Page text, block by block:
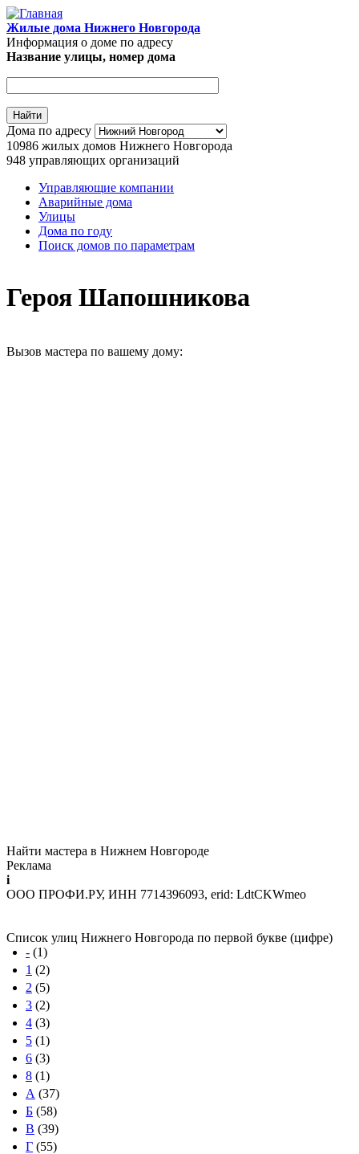
Перейти к основному содержанию
Жилые дома Нижнего Новгорода
Информация о доме по адресу
Адрес дома
Название улицы, номер дома
Дома по адресу
10986 жилых домов Нижнего Новгорода
948 управляющих организаций
Главное меню
Управляющие компании
Аварийные дома
Улицы
Дома по году
Поиск домов по параметрам
Героя Шапошникова
Вызов мастера по вашему дому:
Найти мастера в Нижнем Новгороде
Реклама
i
ООО ПРОФИ.РУ, ИНН 7714396093, erid: LdtCKWmeo
Список улиц Нижнего Новгорода по первой букве (цифре)
- (1)
1 (2)
2 (5)
3 (2)
4 (3)
5 (1)
6 (3)
8 (1)
А (37)
Б (58)
В (39)
Г (55)